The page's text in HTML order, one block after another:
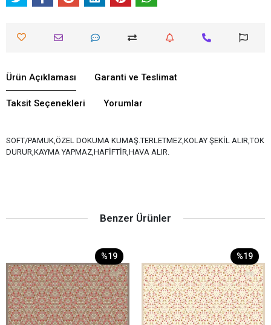
Ürün Açıklaması Garanti ve Teslimat
Taksit Seçenekleri Yorumlar
SOFT/PAMUK,ÖZEL DOKUMA KUMAŞ.TERLETMEZ,KOLAY ŞEKİL ALIR,TOK
DURUR,KAYMA YAPMAZ,HAFİFTİR,HAVA ALIR.
Benzer Ürünler
%19 %19